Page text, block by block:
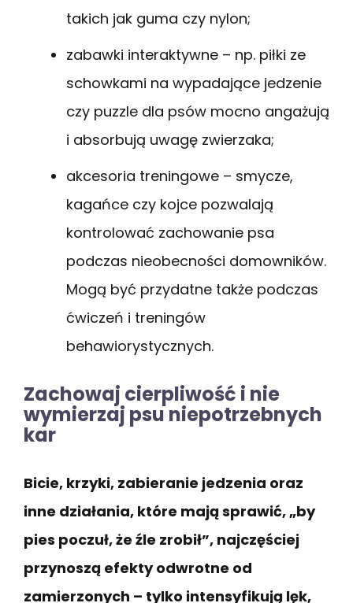
takich jak guma czy nylon;
zabawki interaktywne – np. piłki ze
schowkami na wypadające jedzenie
czy puzzle dla psów mocno angażują
i absorbują uwagę zwierzaka;
akcesoria treningowe – smycze,
kagańce czy kojce pozwalają
kontrolować zachowanie psa
podczas nieobecności domowników.
Mogą być przydatne także podczas
ćwiczeń i treningów
behawiorystycznych.
Zachowaj cierpliwość i nie
wymierzaj psu niepotrzebnych
kar
Bicie, krzyki, zabieranie jedzenia oraz
inne działania, które mają sprawić, „by
pies poczuł, że źle zrobił”, najczęściej
przynoszą efekty odwrotne od
zamierzonych – tylko intensyfikują lęk,